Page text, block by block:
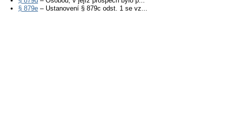
§ 879e – Ustanovení § 879c odst. 1 se vz...